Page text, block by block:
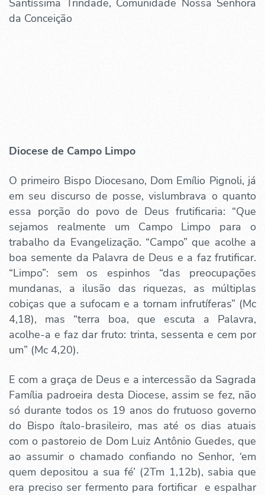
Santíssima Trindade, Comunidade Nossa Senhora
da Conceição
Diocese de Campo Limpo
O primeiro Bispo Diocesano, Dom Emílio Pignoli, já
em seu discurso de posse, vislumbrava o quanto
essa porção do povo de Deus frutificaria: “Que
sejamos realmente um Campo Limpo para o
trabalho da Evangelização. “Campo” que acolhe a
boa semente da Palavra de Deus e a faz frutificar.
“Limpo”: sem os espinhos “das preocupações
mundanas, a ilusão das riquezas, as múltiplas
cobiças que a sufocam e a tornam infrutíferas” (Mc
4,18), mas “terra boa, que escuta a Palavra,
acolhe-a e faz dar fruto: trinta, sessenta e cem por
um” (Mc 4,20).
E com a graça de Deus e a intercessão da Sagrada
Família padroeira desta Diocese, assim se fez, não
só durante todos os 19 anos do frutuoso governo
do Bispo ítalo-brasileiro, mas até os dias atuais
com o pastoreio de Dom Luiz Antônio Guedes, que
ao assumir o chamado confiando no Senhor, ‘em
quem depositou a sua fé’ (2Tm 1,12b), sabia que
era preciso ser fermento para fortificar e espalhar